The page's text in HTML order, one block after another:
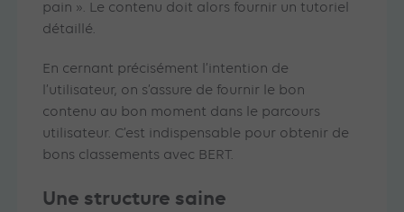
pain ». Le contenu doit alors fournir un tutoriel
détaillé.
En cernant précisément l’intention de
l’utilisateur, on s’assure de fournir le bon
contenu au bon moment dans le parcours
utilisateur. C’est indispensable pour obtenir de
bons classements avec BERT.
Une structure saine